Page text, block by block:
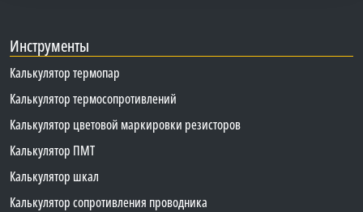
Инструменты
Калькулятор термопар
Калькулятор термосопротивлений
Калькулятор цветовой маркировки резисторов
Калькулятор ПМТ
Калькулятор шкал
Калькулятор сопротивления проводника